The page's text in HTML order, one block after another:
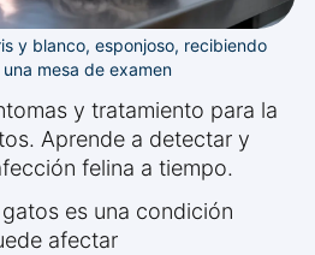
y blanco, esponjoso, recibiendo
mesa de examen
y tratamiento para la
Aprende a detectar y
felina a tiempo.
es una condición
afectar